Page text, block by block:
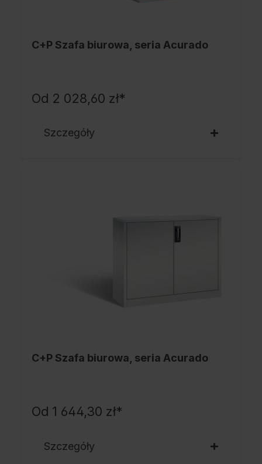
C+P Szafa biurowa, seria Acurado
Od 2 028,60 zł*
Szczegóły
C+P Szafa biurowa, seria Acurado
Od 1 644,30 zł*
Szczegóły